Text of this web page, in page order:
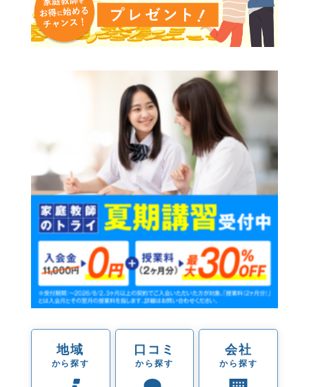
地域
から探す
口コミ
から探す
会社
から探す